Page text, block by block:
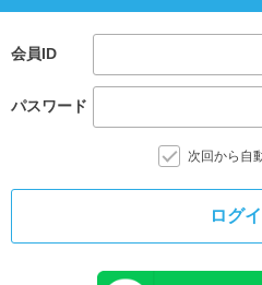
会員ID
パスワード
次回から自
ログ